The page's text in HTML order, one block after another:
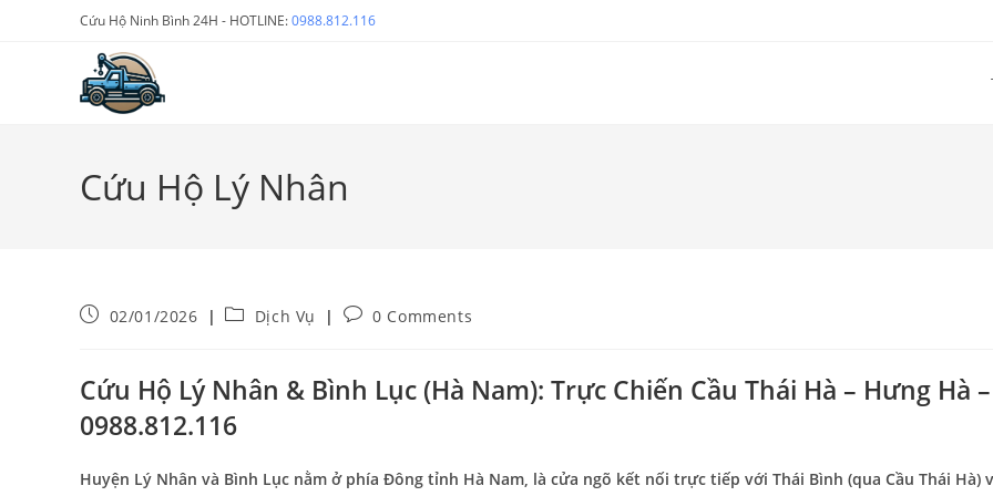
Cứu Hộ Ninh Bình 24H - HOTLINE:0988.812.116
Cứu Hộ Lý Nhân
02/01/2026 Dịch Vụ 0 Comments
Cứu Hộ Lý Nhân & Bình Lục (Hà Nam): Trực Chiến Cầu Thái Hà – Hưng Hà –
0988.812.116
Huyện Lý Nhân và Bình Lục nằm ở phía Đông tỉnh Hà Nam, là cửa ngõ kết nối trực tiếp với Thái Bình (qua Cầu Thái Hà)